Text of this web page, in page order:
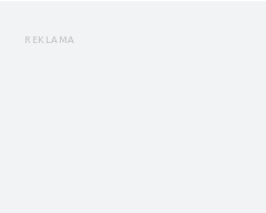
REKLAMA